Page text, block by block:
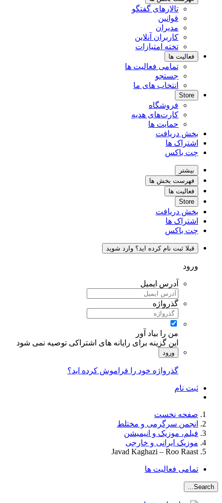
تالارهای گفتگو
قوانین
مدیران
کاربران آنلاین
تخته امتیازات
فعالیت ها
تمامی فعالیت ها
جستجو
انتخاب های ما
Store
فروشگاه
کارت‌های هدیه
حمایت ها
بخش دریافت
اشتراک ها
چت باکس
بیشتر
فهرست بخش ها
فعالیت ها
Store
بخش دریافت
اشتراک ها
چت باکس
قبلا ثبت نام کرده اید؟ وارد شوید
ورود
آدرس ایمیل
گذرواژه
من را بیاد آور
این گزینه برای رایانه های اشتراکی توصیه نمی شود
ورود
گذرواژه خود را فراموش کرده اید؟
ثبت نام
صفحه نخست
انجمن سرگرمی و مختلط
فیلم، موزیک و انیمیشن
موزیک ایرانی و خارجی
Javad Kaghazi – Roo Raast
تمامی فعالیت ها
Search...